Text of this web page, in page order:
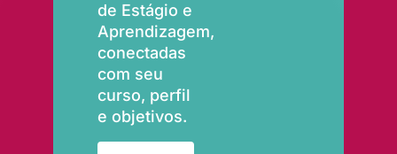
de Estágio e
Aprendizagem,
conectadas
com seu
curso, perfil
e objetivos.